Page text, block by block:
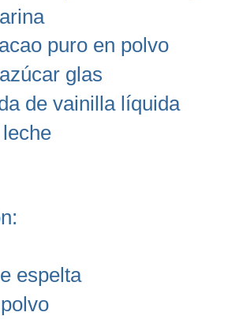
puro en polvo
glas
de vainilla líquida
espelta